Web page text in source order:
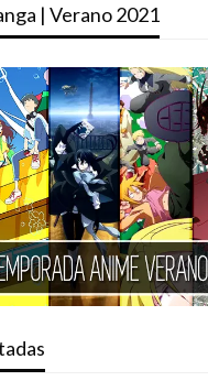
| Verano 2021